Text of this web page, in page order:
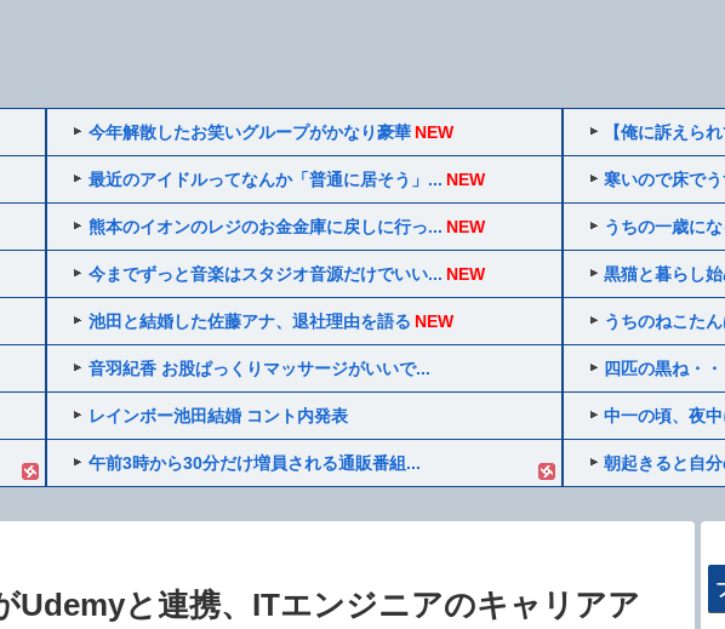
今年解散したお笑いグループがかなり豪華 NEW
最近のアイドルってなんか「普通に居そう」... NEW
熊本のイオンのレジのお金金庫に戻しに行っ... NEW
今までずっと音楽はスタジオ音源だけでいい... NEW
池田と結婚した佐藤アナ、退社理由を語る NEW
音羽紀香 お股ぱっくりマッサージがいいで...
レインボー池田結婚 コント内発表
午前3時から30分だけ増員される通販番組...
【俺に訴えら
寒いので床で
うちの一歳に
黒猫と暮らし
うちのねこた
四匹の黒ね・・
中一の頃、夜
朝起きると自
Udemyと連携、ITエンジニアのキャリアア